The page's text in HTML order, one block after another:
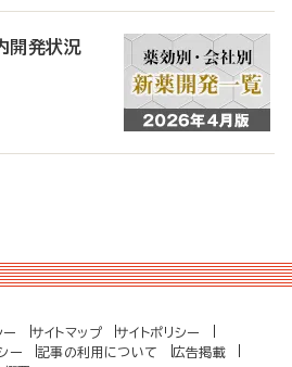
開発状況
ー サイトマップ
サイトポリシー
ー 記事の利用について
広告掲載